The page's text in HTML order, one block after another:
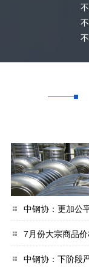
中钢协：更加公
7月份大宗商品
中钢协：下阶段